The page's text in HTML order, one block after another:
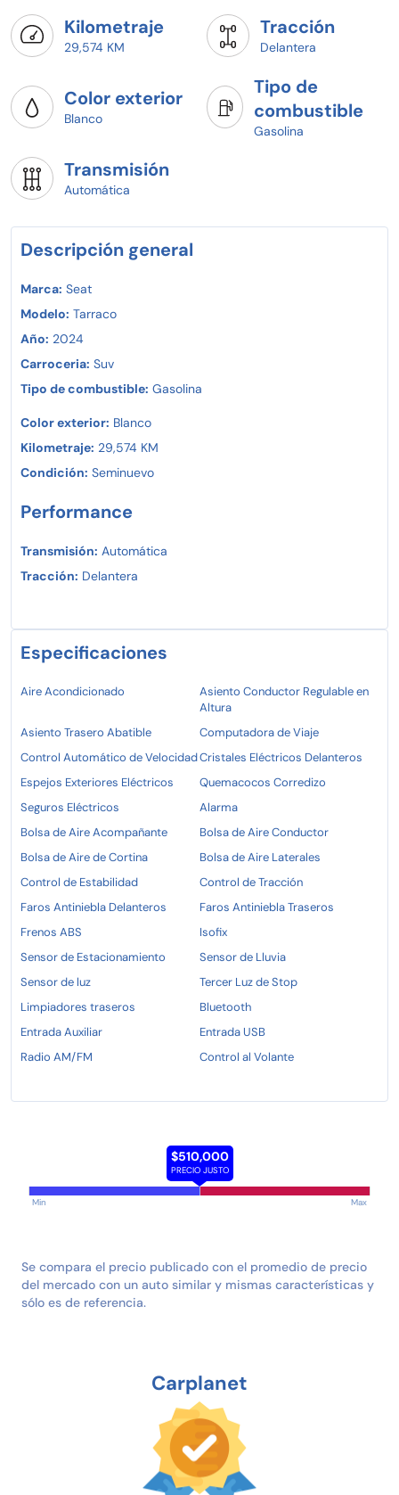
Beneficios exclusivos de agencia:
- Todos los servicios realizados en agencia oficial
desde 15% de enganche!
¡Tu SEAT TARRACO te espera en (Seat Mérida)!
Pregunta por disponibilidad y agenda tu prueba de
Crédito o pago de contado y vive la emoción de manejar
un auténtico SEAT TARRACO!
Kilometraje
29,574 KM
Tracción
Delantera
Color exterior
Blanco
Tipo de
combustible
Gasolina
Transmisión
Automática
Descripción general
Marca: Seat
Modelo: Tarraco
Año: 2024
Carroceria: Suv
Tipo de combustible: Gasolina
Color exterior: Blanco
Kilometraje: 29,574 KM
Condición: Seminuevo
Performance
Transmisión: Automática
Tracción: Delantera
Especificaciones
Aire Acondicionado
Asiento Conductor Regulable en
Altura
Asiento Trasero Abatible
Computadora de Viaje
Control Automático de VelocidadCristales Eléctricos Delanteros
Espejos Exteriores Eléctricos
Quemacocos Corredizo
Seguros Eléctricos
Alarma
Bolsa de Aire Acompañante
Bolsa de Aire Conductor
Bolsa de Aire de Cortina
Bolsa de Aire Laterales
Control de Estabilidad
Control de Tracción
Faros Antiniebla Delanteros
Faros Antiniebla Traseros
Frenos ABS
Isofix
Sensor de Estacionamiento
Sensor de Lluvia
Sensor de luz
Tercer Luz de Stop
Limpiadores traseros
Bluetooth
Entrada Auxiliar
Entrada USB
Radio AM/FM
Control al Volante
$510,000
PRECIO JUSTO
Min Max
Se compara el precio publicado con el promedio de precio
del mercado con un auto similar y mismas características y
sólo es de referencia.
Carplanet